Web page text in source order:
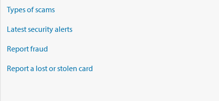
Types of scams
Latest security alerts
Report fraud
Report a lost or stolen card